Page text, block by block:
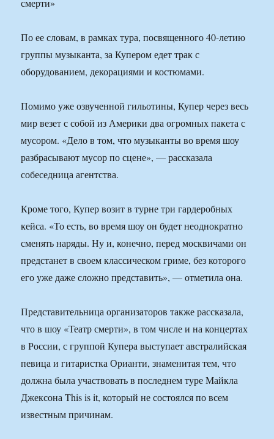
По ее словам, в рамках тура, посвященного 40-летию
группы музыканта, за Купером едет трак с
оборудованием, декорациями и костюмами.
Помимо уже озвученной гильотины, Купер через весь
мир везет с собой из Америки два огромных пакета с
мусором. «Дело в том, что музыканты во время шоу
разбрасывают мусор по сцене», — рассказала
собеседница агентства.
Кроме того, Купер возит в турне три гардеробных
кейса. «То есть, во время шоу он будет неоднократно
сменять наряды. Ну и, конечно, перед москвичами он
предстанет в своем классическом гриме, без которого
его уже даже сложно представить», — отметила она.
Представительница организаторов также рассказала,
что в шоу «Театр смерти», в том числе и на концертах
в России, с группой Купера выступает австралийская
певица и гитаристка Орианти, знаменитая тем, что
должна была участвовать в последнем туре Майкла
Джексона This is it, который не состоялся по всем
известным причинам.